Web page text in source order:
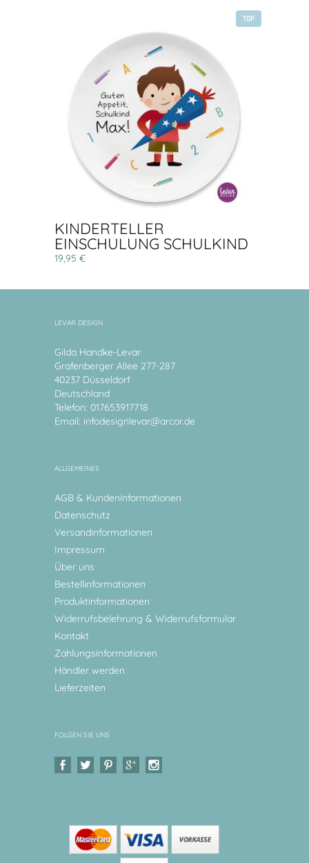
TOP
KINDERTELLER
EINSCHULUNG SCHULKIND
19,95 €
LEVAR DESIGN
Gilda Handke-Levar
Grafenberger Allee 277-287
40237 Düsseldorf
Deutschland
Telefon: 017653917718
Email: infodesignlevar@arcor.de
ALLGEMEINES
AGB & Kundeninformationen
Datenschutz
Versandinformationen
Impressum
Über uns
Bestellinformationen
Produktinformationen
Widerrufsbelehrung & Widerrufsformular
Kontakt
Zahlungsinformationen
Händler werden
Lieferzeiten
FOLGEN SIE UNS